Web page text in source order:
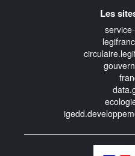
Les